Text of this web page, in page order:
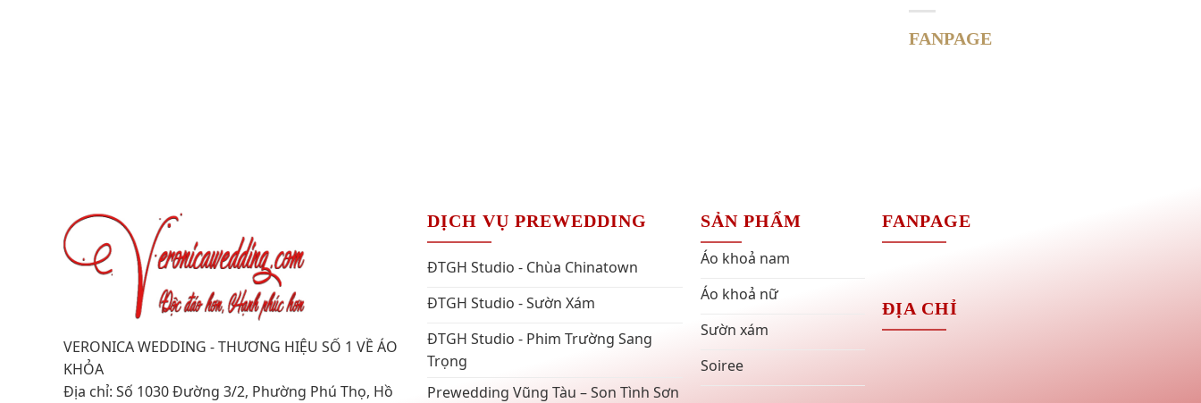
FANPAGE
VERONICA WEDDING - THƯƠNG HIỆU SỐ 1 VỀ ÁO
KHỎA
Địa chỉ: Số 1030 Đường 3/2, Phường Phú Thọ, Hồ
DỊCH VỤ PREWEDDING
ĐTGH Studio - Chùa Chinatown
ĐTGH Studio - Sườn Xám
ĐTGH Studio - Phim Trường Sang
Trọng
Prewedding Vũng Tàu – Son Tình Sơn
SẢN PHẨM
Áo khoả nam
Áo khoả nữ
Sườn xám
Soiree
FANPAGE
ĐỊA CHỈ